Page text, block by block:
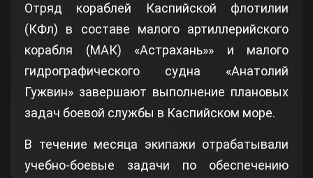
Отряд кораблей Каспийской флотилии
(КФл) в составе малого артиллерийского
корабля (МАК) «Астрахань»» и малого
гидрографического судна «Анатолий
Гужвин» завершают выполнение плановых
задач боевой службы в Каспийском море.
В течение месяца экипажи отрабатывали
учебно-боевые задачи по обеспечению